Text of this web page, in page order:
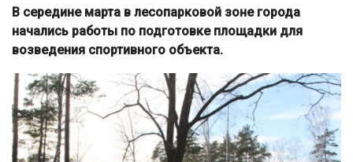
В середине марта в лесопарковой зоне города
начались работы по подготовке площадки для
возведения спортивного объекта.